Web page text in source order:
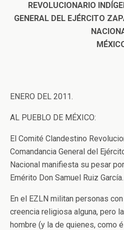
REVOLUCIONARIO
GENERAL DEL EJÉRCITO
ENERO DEL 2011.
AL PUEBLO DE MÉXICO:
El Comité Clandestino
Comandancia General del
Nacional manifiesta su pesar
Emérito Don Samuel Ruiz García.
En el EZLN militan personas
creencia religiosa alguna, pero
hombre (y la de quienes, como